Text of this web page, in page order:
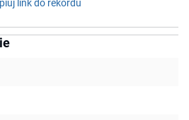
link do rekordu